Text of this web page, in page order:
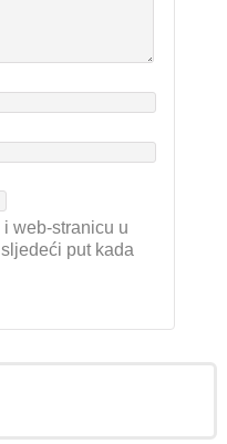
web-stranicu u
put kada